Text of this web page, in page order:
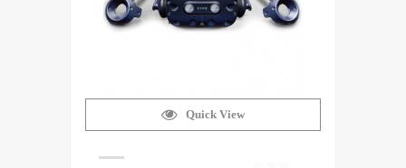
Quick View